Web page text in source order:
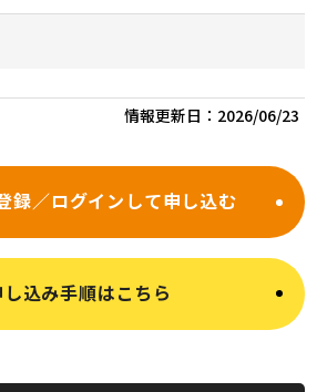
情報更新日： 2026/06/23
録／ログインして申し込む
し込み手順はこちら